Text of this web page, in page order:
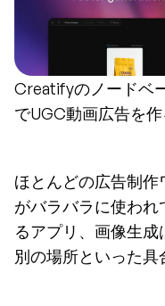
Creatifyのノードベ
でUGC動画広告を
ほとんどの広告制
がバラバラに使わ
るアプリ、画像生
別の場所といった具